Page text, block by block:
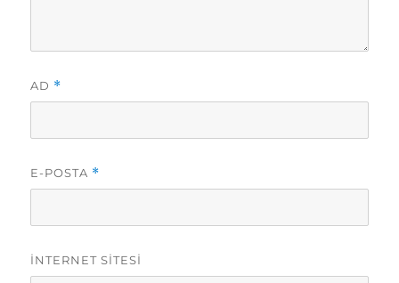
AD *
E-POSTA *
İNTERNET SITESI